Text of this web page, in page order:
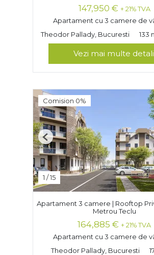
147,950 € + 21% TVA
Apartament cu 3 camere de
Theodor Pallady, Bucuresti
133
Vezi mai multe
Comision 0%
1 /15
Previous
Apartament 3 camere | Rooftop
Metrou Teclu
164,885 € + 21% TVA
Apartament cu 3 camere de
Theodor Pallady, Bucuresti